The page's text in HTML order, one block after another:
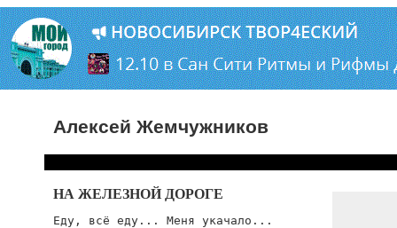
Алексей Жемчужников
НА ЖЕЛЕЗНОЙ ДОРОГЕ
Еду, всё еду... Меня укачало...